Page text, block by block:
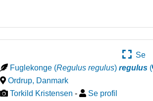
Se
Fuglekonge (Regulus regulus)regulus (
Ordrup, Danmark
Torkild Kristensen - Se profil